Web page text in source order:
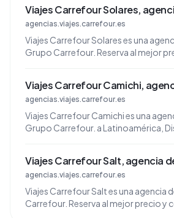
Viajes Carrefour Solares,
agencias.viajes.carrefour.es
Viajes Carrefour Solares es una
Grupo Carrefour. Reserva al mejor
Viajes Carrefour Camichi,
agencias.viajes.carrefour.es
Viajes Carrefour Camichi es una
Grupo Carrefour. a Latinoamérica,
Viajes Carrefour Salt, agencia
agencias.viajes.carrefour.es
Viajes Carrefour Salt es una agencia
Carrefour. Reserva al mejor precio y